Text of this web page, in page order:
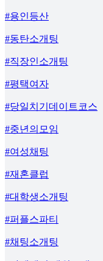
#용인등산
#동탄소개팅
#직장인소개팅
#평택여자
#당일치기데이트코스
#중년의모임
#여성채팅
#재혼클럽
#대학생소개팅
#퍼플스파티
#채팅소개팅